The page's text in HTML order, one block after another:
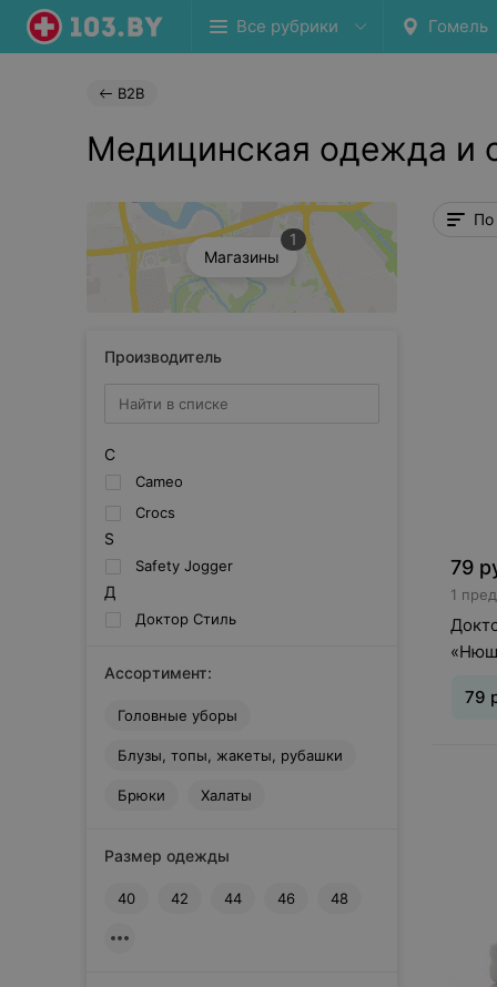
Все рубрики Гомель
B2B
Медицинская одежда и
Магазины
1
Производитель
C
Cameo
Crocs
S
Safety Jogger
Д
Доктор Стиль
Ассортимент:
Головные уборы
Блузы, топы, жакеты, рубашки
Брюки Халаты
Размер одежды
40 42 44 46 48
По
79
1
79